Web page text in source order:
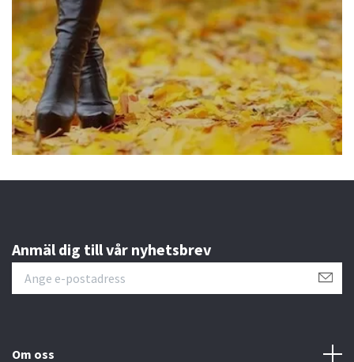
Anmäl dig till vår nyhetsbrev
Om oss